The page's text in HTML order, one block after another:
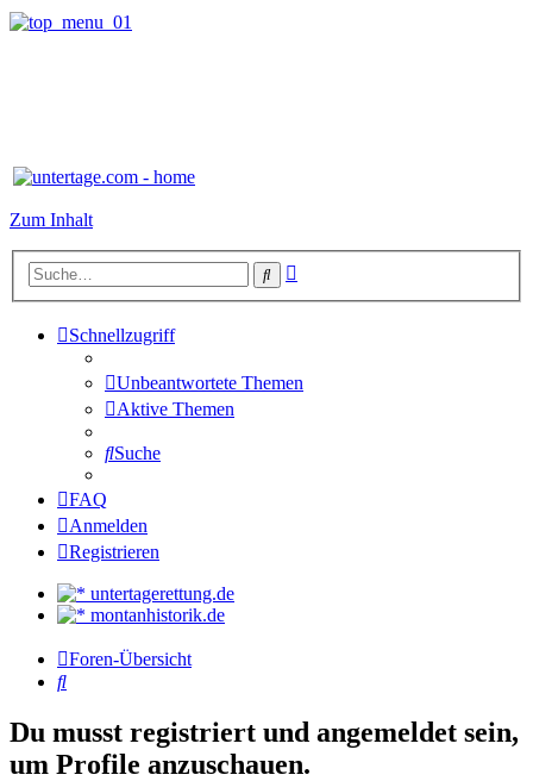
Zum Inhalt
Suche
Schnellzugriff
Unbeantwortete Themen
Aktive Themen
Suche
FAQ
Anmelden
Registrieren
untertagerettung.de
montanhistorik.de
Foren-Übersicht
Suche
Du musst registriert und angemeldet sein,
um Profile anzuschauen.